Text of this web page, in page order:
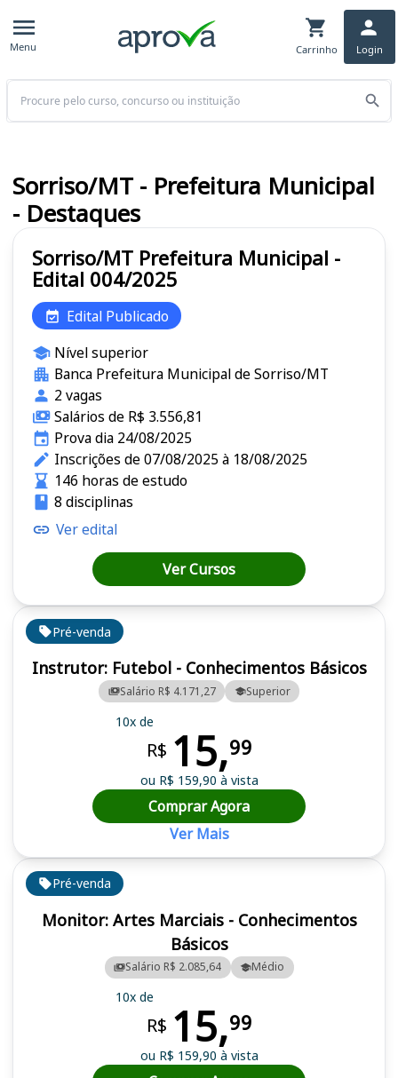
Menu Carrinho Login
Buscar
Pré-venda
Monitor: Artes Marciais - Conhecimentos
Básicos
Salário R$ 2.085,64 Médio
10x de
R$ 15,99
ou R$ 159,90 à vista
Pré-venda
Instrutor: Futebol - Conhecimentos Básicos
Salário R$ 4.171,27 Superior
10x de
R$ 15,99
ou R$ 159,90 à vista
Comprar Agora
Ver Mais
Sorriso/MT Prefeitura Municipal -
Edital 004/2025
Edital Publicado
Nível superior
Banca Prefeitura Municipal de Sorriso/MT
2 vagas
Salários de R$ 3.556,81
Prova dia 24/08/2025
Inscrições de 07/08/2025 à 18/08/2025
146 horas de estudo
8 disciplinas
Ver edital
Ver Cursos
Sorriso/MT - Prefeitura Municipal
- Destaques